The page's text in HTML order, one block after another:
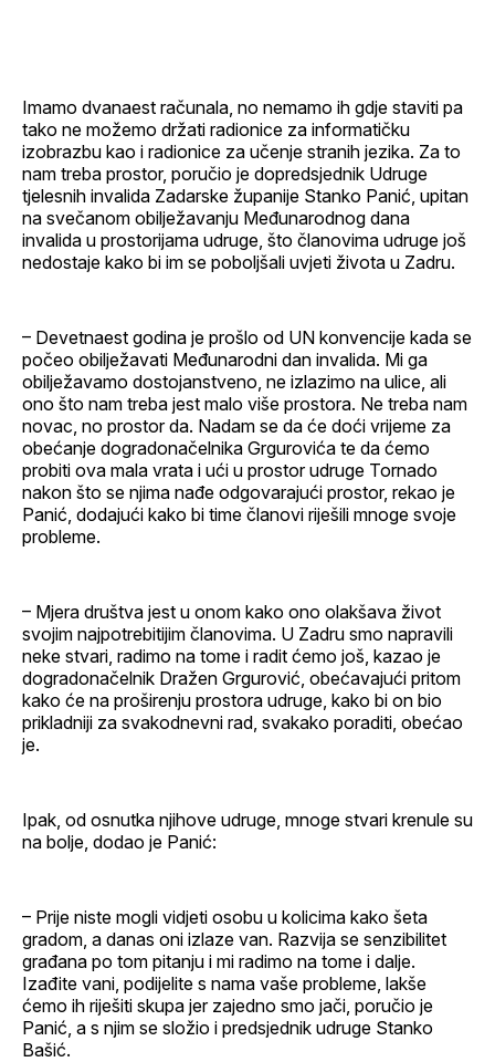
Imamo dvanaest računala, no nemamo ih gdje staviti pa
tako ne možemo držati radionice za informatičku
izobrazbu kao i radionice za učenje stranih jezika. Za to
nam treba prostor, poručio je dopredsjednik Udruge
tjelesnih invalida Zadarske županije Stanko Panić, upitan
na svečanom obilježavanju Međunarodnog dana
invalida u prostorijama udruge, što članovima udruge još
nedostaje kako bi im se poboljšali uvjeti života u Zadru.
– Devetnaest godina je prošlo od UN konvencije kada se
počeo obilježavati Međunarodni dan invalida. Mi ga
obilježavamo dostojanstveno, ne izlazimo na ulice, ali
ono što nam treba jest malo više prostora. Ne treba nam
novac, no prostor da. Nadam se da će doći vrijeme za
obećanje dogradonačelnika Grgurovića te da ćemo
probiti ova mala vrata i ući u prostor udruge Tornado
nakon što se njima nađe odgovarajući prostor, rekao je
Panić, dodajući kako bi time članovi riješili mnoge svoje
probleme.
– Mjera društva jest u onom kako ono olakšava život
svojim najpotrebitijim članovima. U Zadru smo napravili
neke stvari, radimo na tome i radit ćemo još, kazao je
dogradonačelnik Dražen Grgurović, obećavajući pritom
kako će na proširenju prostora udruge, kako bi on bio
prikladniji za svakodnevni rad, svakako poraditi, obećao
je.
Ipak, od osnutka njihove udruge, mnoge stvari krenule su
na bolje, dodao je Panić:
– Prije niste mogli vidjeti osobu u kolicima kako šeta
gradom, a danas oni izlaze van. Razvija se senzibilitet
građana po tom pitanju i mi radimo na tome i dalje.
Izađite vani, podijelite s nama vaše probleme, lakše
ćemo ih riješiti skupa jer zajedno smo jači, poručio je
Panić, a s njim se složio i predsjednik udruge Stanko
Bašić.